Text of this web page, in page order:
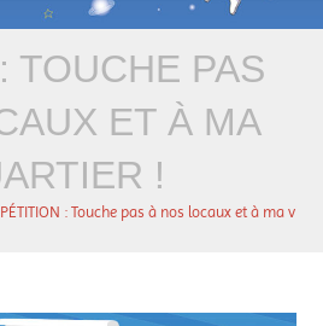
TOUCHE PAS
ET À MA
!
PÉTITION : Touche pas à nos locaux et à ma vie